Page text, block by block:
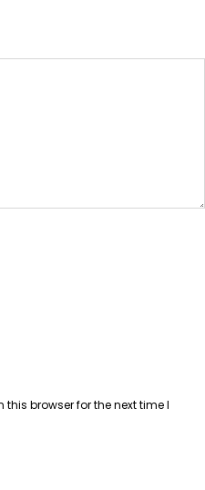
browser for the next time I